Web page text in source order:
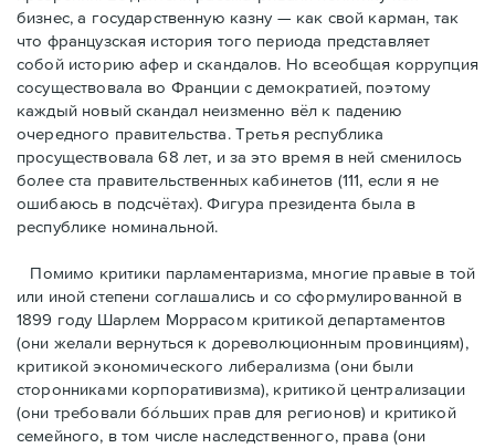
бизнес, а государственную казну — как свой карман, так
что французская история того периода представляет
собой историю афер и скандалов. Но всеобщая коррупция
сосуществовала во Франции с демократией, поэтому
каждый новый скандал неизменно вёл к падению
очередного правительства. Третья республика
просуществовала 68 лет, и за это время в ней сменилось
более ста правительственных кабинетов (111, если я не
ошибаюсь в подсчётах). Фигура президента была в
республике номинальной.
Помимо критики парламентаризма, многие правые в той
или иной степени соглашались и со сформулированной в
1899 году Шарлем Моррасом критикой департаментов
(они желали вернуться к дореволюционным провинциям),
критикой экономического либерализма (они были
сторонниками корпоративизма), критикой централизации
(они требовали бóльших прав для регионов) и критикой
семейного, в том числе наследственного, права (они